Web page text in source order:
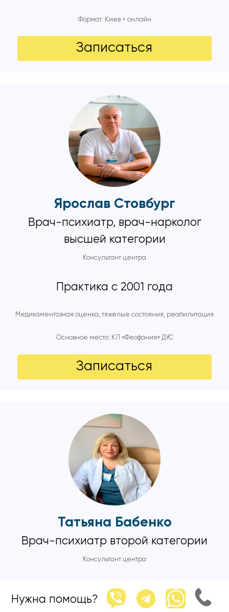
Нужна помощь?
Формат: Киев + онлайн
Записаться
Ярослав Стовбург
Врач-психиатр, врач-нарколог
высшей категории
Консультант центра
Практика с 2001 года
Медикаментозная оценка, тяжёлые состояния, реабилитация
Основное место: КЛ «Феофания» ДУС
Записаться
Татьяна Бабенко
Врач-психиатр второй категории
Консультант центра
Практика с 2015 года